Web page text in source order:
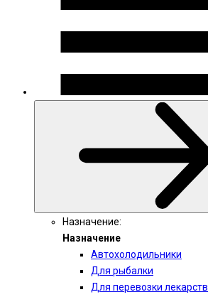
Назначение:
Назначение
Автохолодильники
Для рыбалки
Для перевозки лекарств